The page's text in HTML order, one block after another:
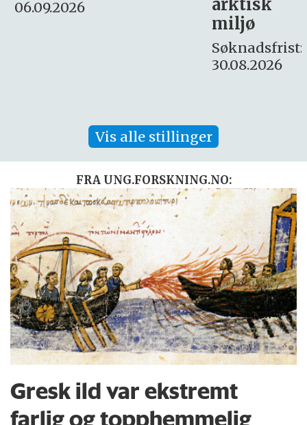
Søknadsfrist:
16. august.
Vis alle stillinger
FRA UNG.FORSKNING.NO:
Gresk ild var ekstremt
farlig og topphemmelig